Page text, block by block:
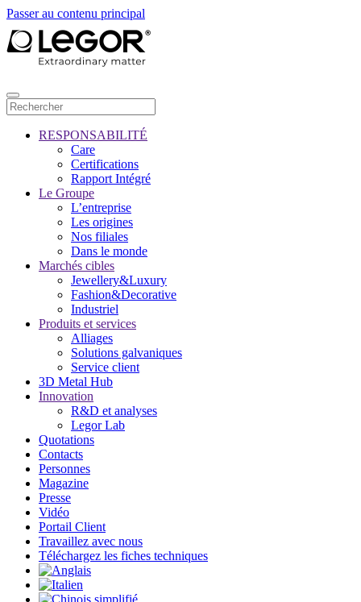
Passer au contenu principal
RESPONSABILITÉ
Care
Certifications
Rapport Intégré
Le Groupe
L’entreprise
Les origines
Nos filiales
Dans le monde
Marchés cibles
Jewellery&Luxury
Fashion&Decorative
Industriel
Produits et services
Alliages
Solutions galvaniques
Service client
3D Metal Hub
Innovation
R&D et analyses
Legor Lab
Quotations
Contacts
Personnes
Magazine
Presse
Vidéo
Portail Client
Travaillez avec nous
Téléchargez les fiches techniques